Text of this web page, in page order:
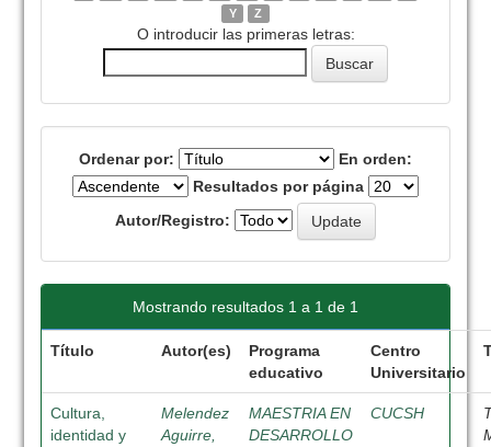
Y
Z
O introducir las primeras letras:
Ordenar por:
En orden:
Resultados por página
Autor/Registro:
Mostrando resultados 1 a 1 de 1
Título Autor(es)
Programa
educativo
Centro
Universitario
Cultura,
identidad y
Melendez
Aguirre,
MAESTRIA EN
DESARROLLO
CUCSH